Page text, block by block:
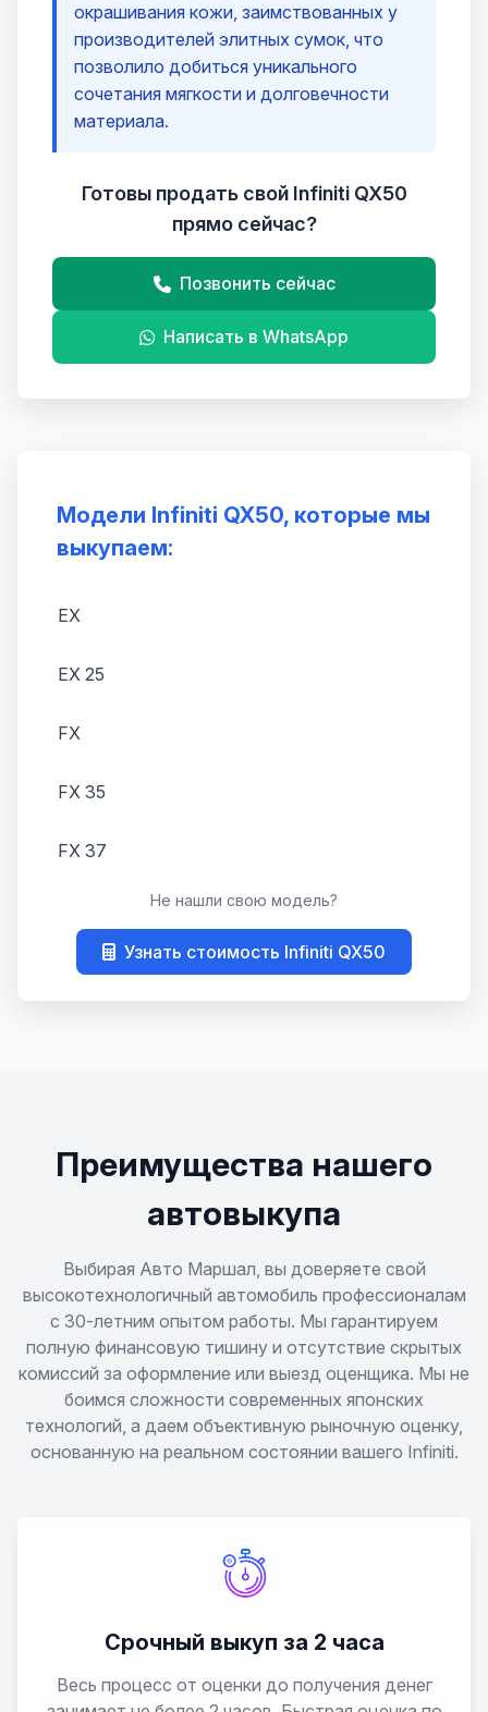
Модели Infiniti QX50, которые мы
выкупаем:
EX
EX 25
FX
FX 35
FX 37
FX 50
I30
I35
J30
M
M45
Не нашли свою модель?
Узнать стоимость Infiniti QX50
окрашивания кожи, заимствованных у
производителей элитных сумок, что
позволило добиться уникального
сочетания мягкости и долговечности
материала.
Готовы продать свой Infiniti QX50
прямо сейчас?
Позвонить сейчас
Написать в WhatsApp
Преимущества нашего
автовыкупа
Выбирая Авто Маршал, вы доверяете свой
высокотехнологичный автомобиль профессионалам
с 30-летним опытом работы. Мы гарантируем
полную финансовую тишину и отсутствие скрытых
комиссий за оформление или выезд оценщика. Мы не
боимся сложности современных японских
технологий, а даем объективную рыночную оценку,
основанную на реальном состоянии вашего Infiniti.
Срочный выкуп за 2 часа
Весь процесс от оценки до получения денег